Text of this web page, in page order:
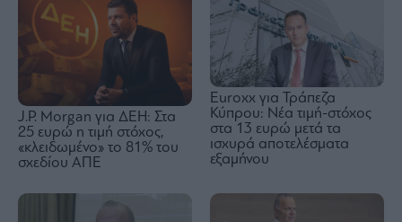
J.P. Morgan για ΔΕΗ: Στα
25 ευρώ η τιμή στόχος,
«κλειδωμένο» το 81% του
σχεδίου ΑΠΕ
Euroxx για Τράπεζα
Κύπρου: Νέα τιμή-στόχος
στα 13 ευρώ μετά τα
ισχυρά αποτελέσματα
εξαμήνου